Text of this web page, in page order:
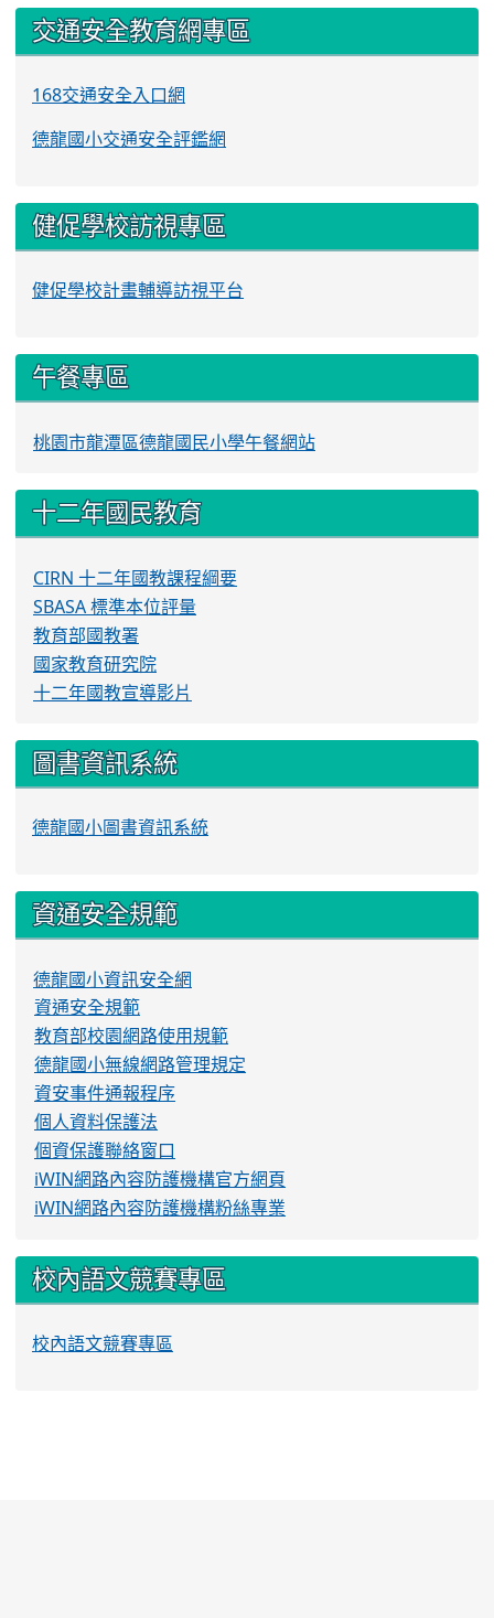
交通安全教育網專區
168交通安全入口網
德龍國小交通安全評鑑網
健促學校訪視專區
健促學校計畫輔導訪視平台
午餐專區
桃園市龍潭區德龍國民小學午餐網站
十二年國民教育
CIRN 十二年國教課程綱要
SBASA 標準本位評量
教育部國教署
國家教育研究院
十二年國教宣導影片
圖書資訊系統
德龍國小圖書資訊系統
資通安全規範
德龍國小資訊安全網
資通安全規範
教育部校園網路使用規範
德龍國小無線網路管理規定
資安事件通報程序
個人資料保護法
個資保護聯絡窗口
iWIN網路內容防護機構官方網頁
iWIN網路內容防護機構粉絲專業
校內語文競賽專區
校內語文競賽專區